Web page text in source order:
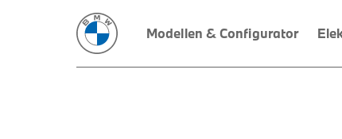
Modellen & Configurator